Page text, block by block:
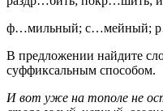
ф…мильный; с…мейный;
В предложении найдите
суффиксальным способом.
И вот уже на тополе не